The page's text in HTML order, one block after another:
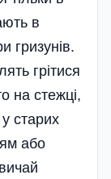
в
гризунів.
грітися
на стежці,
старих
або